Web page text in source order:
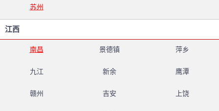
苏州
江西
南昌 景德镇 萍乡
九江 新余 鹰潭
赣州 吉安 上饶